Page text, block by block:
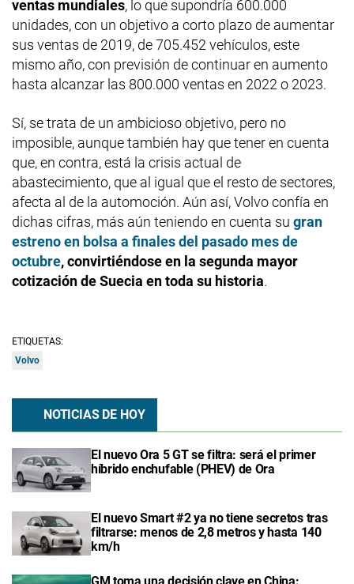
ventas mundiales, lo que supondría 600.000
unidades, con un objetivo a corto plazo de aumentar
sus ventas de 2019, de 705.452 vehículos, este
mismo año, con previsión de continuar en aumento
hasta alcanzar las 800.000 ventas en 2022 o 2023.
Sí, se trata de un ambicioso objetivo, pero no
imposible, aunque también hay que tener en cuenta
que, en contra, está la crisis actual de
abastecimiento, que al igual que el resto de sectores,
afecta al de la automoción. Aún así, Volvo confía en
dichas cifras, más aún teniendo en cuenta su gran
estreno en bolsa a finales del pasado mes de
octubre, convirtiéndose en la segunda mayor
cotización de Suecia en toda su historia.
ETIQUETAS:
Volvo
NOTICIAS DE HOY
El nuevo Ora 5 GT se filtra: será el primer
híbrido enchufable (PHEV) de Ora
El nuevo Smart #2 ya no tiene secretos tras
filtrarse: menos de 2,8 metros y hasta 140
km/h